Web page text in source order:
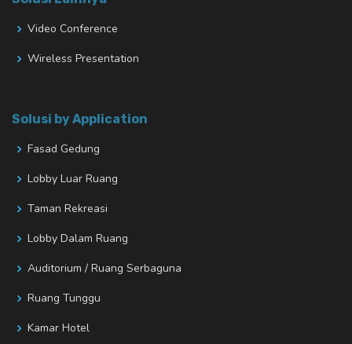
Video Conference
Wireless Presentation
Solusi by Application
Fasad Gedung
Lobby Luar Ruang
Taman Rekreasi
Lobby Dalam Ruang
Auditorium / Ruang Serbaguna
Ruang Tunggu
Kamar Hotel